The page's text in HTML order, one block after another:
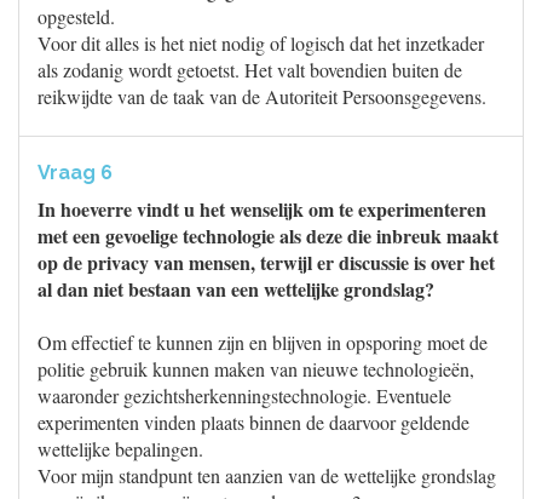
opgesteld.
Voor dit alles is het niet nodig of logisch dat het inzetkader
als zodanig wordt getoetst. Het valt bovendien buiten de
reikwijdte van de taak van de Autoriteit Persoonsgegevens.
Vraag 6
In hoeverre vindt u het wenselijk om te experimenteren
met een gevoelige technologie als deze die inbreuk maakt
op de privacy van mensen, terwijl er discussie is over het
al dan niet bestaan van een wettelijke grondslag?
Om effectief te kunnen zijn en blijven in opsporing moet de
politie gebruik kunnen maken van nieuwe technologieën,
waaronder gezichtsherkenningstechnologie. Eventuele
experimenten vinden plaats binnen de daarvoor geldende
wettelijke bepalingen.
Voor mijn standpunt ten aanzien van de wettelijke grondslag